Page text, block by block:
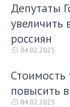
Депутаты
россиян
04.02.2025
Стоимость
повысить
04.02.2025